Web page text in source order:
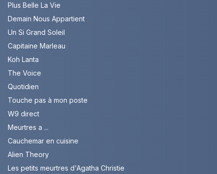
Plus Belle La Vie
Demain Nous Appartient
Un Si Grand Soleil
Capitaine Marleau
Koh Lanta
The Voice
Quotidien
Touche pas à mon poste
W9 direct
Meurtres a ...
Cauchemar en cuisine
Alien Theory
Les petits meurtres d'Agatha Christie